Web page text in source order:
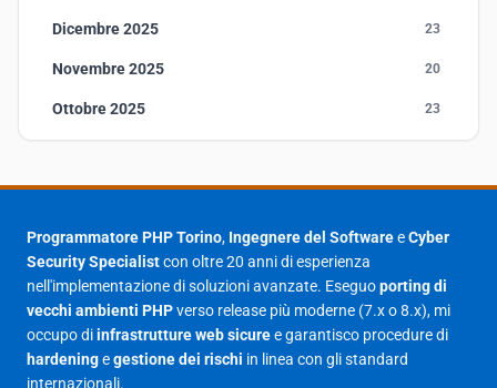
Dicembre 2025 23
Novembre 2025 20
Ottobre 2025 23
Agosto 2025 1
23
Giugno 2025
Maggio 2025 27
Aprile 2025
Programmatore PHP Torino, Ingegnere del SoftwareeCyber
Security Specialistcon oltre 20 anni di esperienza
nell'implementazione di soluzioni avanzate. Eseguoporting di
vecchi ambienti PHPverso release più moderne (7.x o 8.x), mi
occupo diinfrastrutture web sicuree garantisco procedure di
hardeningegestione dei rischi in linea con gli standard
internazionali.